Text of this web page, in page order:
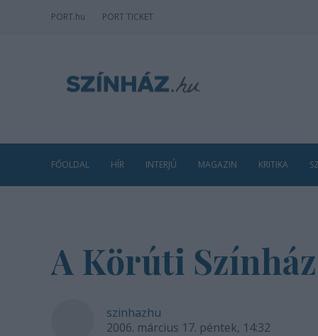
PORT.hu PORT TICKET
FŐOLDAL HÍR INTERJÚ MAGAZIN KRITIKA
A Körúti
szinhazhu
2006. március 17. péntek, 14:32